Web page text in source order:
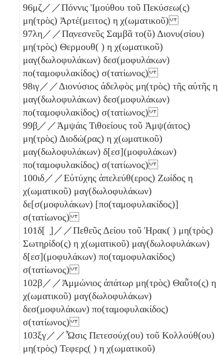
96μζ／／Πόννις Ἰμούθου τοῦ Πεκύσεω(ς)
μη(τρὸς) Ἀρτέ(μειτος) η χ(ωματικοῦ)
97λη ／／Πα̣νεσνεῦς Σαμβᾶ το(ῦ) Διονυ(σίου)
μη(τρὸς) Θερμουθ( ) η χ(ωματικοῦ)
μαγ(δωλοφυλάκων) δεσ(μοφυλάκων)
πο(ταμοφυλακίδος) σ(τατίωνος)
98ιγ／／Διονύσιος ἀδελφὸς μη(τρὸς) τῆς αὐτῆς η
μαγ(δωλοφυλάκων) δεσ(μοφυλάκων)
πο(ταμοφυλακίδος) σ(τατίωνος)
99β̣／／Ἀμψάις Τιθοείους τοῦ Ἀμψ(άιτος)
μη(τρὸς) Διοδώ(ρας) η χ(ωματικοῦ)
μαγ(δωλοφυλάκων) δ[εσ](μοφυλάκων)
πο(ταμοφυλακίδος) σ(τατίωνος)
100ιδ／／Εὐτύχης ἀπελεύθ(ερος) Ζωίδος η
χ(ωματικοῦ) μαγ(δωλοφυλάκων)
δε[σ(μοφυλάκων) [πο(ταμοφυλακίδος)]
σ(τατίωνος)
101δ[ ̣]／／Πεθεῦς Δείου τοῦ Ἡρακ( ) μη(τρὸς)
Σωτηρίδο(ς) η χ(ωματικοῦ) μαγ(δωλοφυλάκων)
δ[εσ](μοφυλάκων) πο(ταμοφυλακίδος)
σ(τατίωνος)
102β／／Ἀμμώνιος ἀπάτωρ μη(τρὸς) Θαῧτο(ς) η
χ(ωματικοῦ) μαγ(δωλοφυλάκων)
δεσ(μοφυλάκων) πο(ταμοφυλακίδος)
σ(τατίωνος)
103ξγ／／Ὧσις Πετεσούχ(ου) τοῦ Κολλούθ(ου)
μη(τρὸς) Τεφερς( ) η χ(ωματικοῦ)